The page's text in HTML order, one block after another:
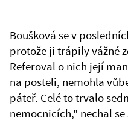
Boušková se v
protože ji trápily vážné
Referoval o nich její
na posteli, nemohla
páteř. Celé to trvalo
nemocnicích," nechal